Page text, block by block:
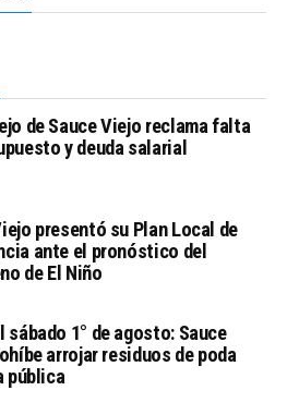
de Sauce Viejo reclama falta
y deuda salarial
presentó su Plan Local de
ante el pronóstico del
de El Niño
sábado 1° de agosto: Sauce
arrojar residuos de poda
pública